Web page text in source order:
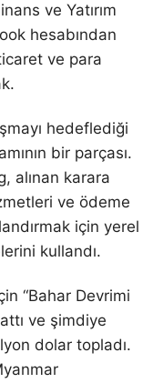
ve Yatırım
hesabından
ve para
hedeflediği
bir parçası.
alınan karara
ve ödeme
için yerel
kullandı.
“Bahar Devrimi
ve şimdiye
dolar topladı.